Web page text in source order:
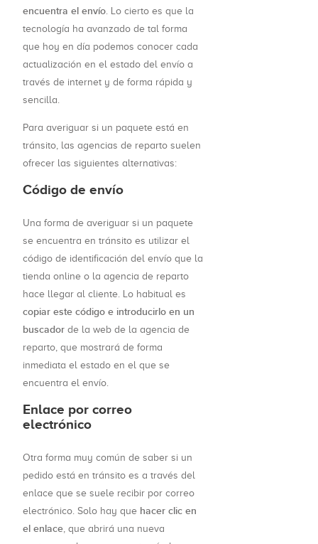
encuentra el envío . Lo cierto es que la
tecnología ha avanzado de tal forma
que hoy en día podemos conocer cada
actualización en el estado del envío a
través de internet y de forma rápida y
sencilla.
Para averiguar si un paquete está en
tránsito, las agencias de reparto suelen
ofrecer las siguientes alternativas:
Código de envío
Una forma de averiguar si un paquete
se encuentra en tránsito es utilizar el
código de identificación del envío que la
tienda online o la agencia de reparto
hace llegar al cliente. Lo habitual es
copiar este código e introducirlo en un
buscador de la web de la agencia de
reparto, que mostrará de forma
inmediata el estado en el que se
encuentra el envío.
Enlace por correo
electrónico
Otra forma muy común de saber si un
pedido está en tránsito es a través del
enlace que se suele recibir por correo
electrónico. Solo hay que hacer clic en
el enlace , que abrirá una nueva